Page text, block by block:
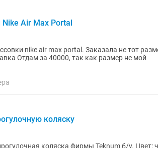
Nike Air Max Portal
nike air max portal. Заказала не тот
Отдам за 40000, так как размер не мой
коляску
коляска фирмы Teknum б/у. Цвет: черный Положение спинки: